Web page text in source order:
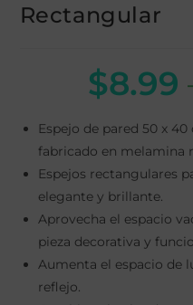
Rectangular
$8.99
Espejo de pared 50 x
fabricado en melamina
Espejos rectangulares
elegante y brillante.
Aprovecha el espacio
pieza decorativa y
Aumenta el espacio de
reflejo.